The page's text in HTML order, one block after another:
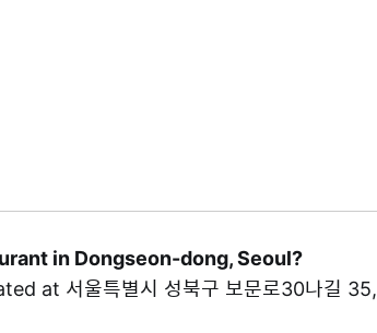
in Dongseon-dong, Seoul?
at 서울특별시 성북구 보문로30나길 35,